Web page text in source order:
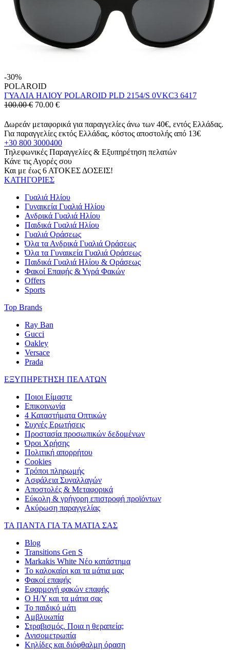
-30%
POLAROID
ΓΥΑΛΙΑ ΗΛΙΟΥ POLAROID PLD 2154/S 0VKC3 6417
100.00 € 70.00 €
Δωρεάν μεταφορικά για παραγγελίες άνω των 40€, εντός Ελλάδας.
Για παραγγελίες εκτός Ελλάδας, κόστος αποστολής από 13€
+30 800 3000400
Τηλεφωνικές Παραγγελίες & Εξυπηρέτηση πελατών
Κάνε τις Αγορές σου
Και με έως 6 ΑΤΟΚΕΣ ΔΟΣΕΙΣ!
ΚΑΤΗΓΟΡΙΕΣ
Γυαλιά Ηλίου
Γυναικεία Γυαλιά Ηλίου
Ανδρικά Γυαλιά Ηλίου
Παιδικά Γυαλιά Ηλίου
Γυαλιά Οράσεως
Όλα τα Ανδρικά Γυαλιά Οράσεως
Όλα τα Γυναικεία Γυαλιά Οράσεως
Παιδικά Γυαλιά Ηλίου & Οράσεως
Φακοί Επαφής & Υγρά Φακών
Offers
Sports
Top Brands
Ray Ban
Gucci
Oakley
Versace
Prada
ΕΞΥΠΗΡΕΤΗΣΗ ΠΕΛΑΤΩΝ
Ποιοι Είμαστε
Επικοινωνία
4 Καταστήματα Οπτικών
Συχνές Ερωτήσεις
Προστασία προσωπικών δεδομένων
Όροι Χρήσης
Πολιτική απορρήτου
Cookies
Τρόποι πληρωμής
Ασφάλεια Συναλλαγών
Αποστολές & Μεταφορικά
Εύκολη & γρήγορη επιστροφή προϊόντων
Ακύρωση παραγγελίας
ΤΑ ΠΑΝΤΑ ΓΙΑ ΤΑ ΜΑΤΙΑ ΣΑΣ
Blog
Transitions Gen S
Markakis White Νέο κατάστημα
Το καλοκαίρι και τα μάτια μας
Φακοί επαφής
Εφαρμογή φακών επαφής
Ο Η/Υ και τα μάτια σας
Το παιδικό μάτι
Αμβλυωπία
Στραβισμός. Ποια η θεραπεία;
Ανισομετρωπία
Κηλίδες και διόφθαλμη όραση